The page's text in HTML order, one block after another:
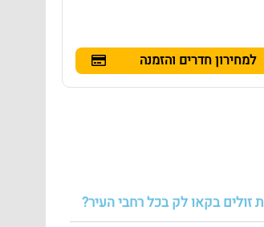
למחירון חדרים והזמנה
זולים בקאו לק בכל רחבי העיר?